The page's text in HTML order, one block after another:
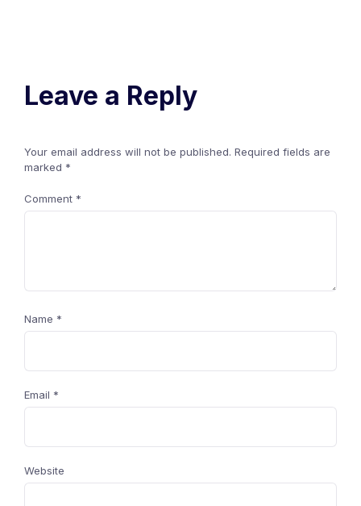
Leave a Reply
Your email address will not be published. Required fields are
marked *
Comment *
Name *
Email *
Website